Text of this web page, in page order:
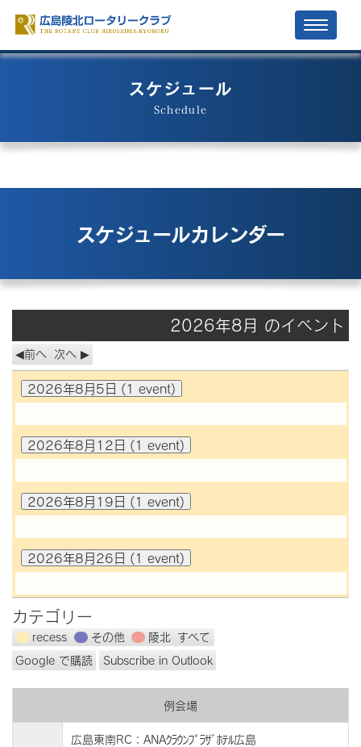
Toggle
スケジュール
Schedule
スケジュールカレンダー
2026年8月 のイベント
前へ 次へ
2026年8月5日 (1 event)
1594
回】
通
常
会・
ク
ラ
ブ
ォ
ー
ラ
ム
2026年8月12日 (1 event)
日
週
の
為
2026年8月19日 (1 event)
1595
回】
ガ
バ
補
訪
2026年8月26日 (1 event)
1596
通
例
会
カテゴリー
recess その他 陵北 すべて
Google で購読 Subscribe in Outlook
例会場
広島東南RC：ANAｸﾗｳﾝﾌﾟﾗｻﾞﾎﾃﾙ広島